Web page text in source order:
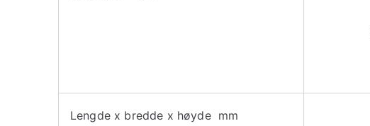
Lengde x bredde x høyde mm